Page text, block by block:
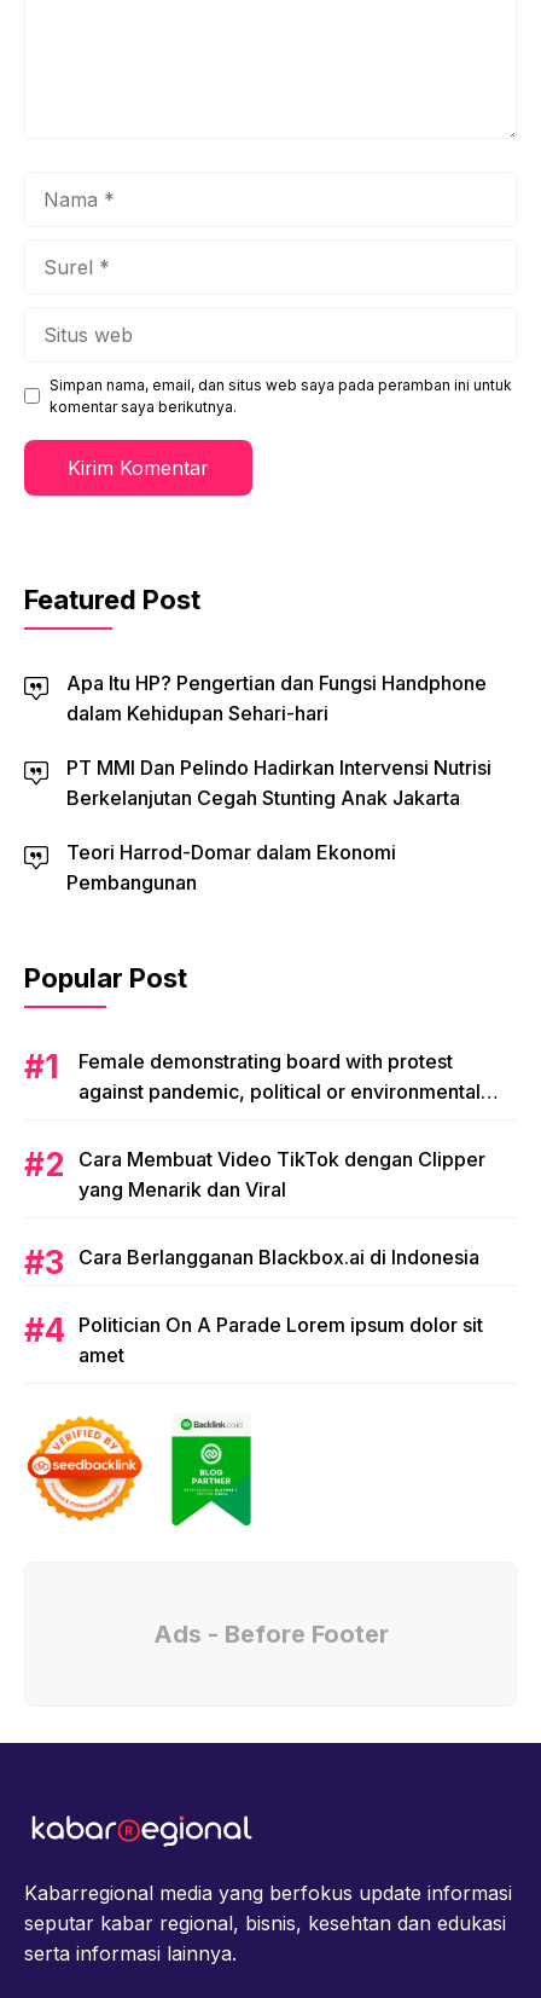
Simpan nama, email, dan situs web saya pada peramban ini untuk
komentar saya berikutnya.
Featured Post
Apa Itu HP? Pengertian dan Fungsi Handphone
dalam Kehidupan Sehari-hari
PT MMI Dan Pelindo Hadirkan Intervensi Nutrisi
Berkelanjutan Cegah Stunting Anak Jakarta
Teori Harrod-Domar dalam Ekonomi
Pembangunan
Popular Post
Female demonstrating board with protest
against pandemic, political or environmental
Cara Membuat Video TikTok dengan Clipper
yang Menarik dan Viral
Cara Berlangganan Blackbox.ai di Indonesia
Politician On A Parade Lorem ipsum dolor sit
amet
Ads - Before Footer
Kabarregional media yang berfokus update informasi
seputar kabar regional, bisnis, kesehtan dan edukasi
serta informasi lainnya.